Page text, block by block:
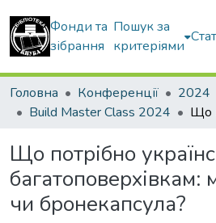
Фонди та
зібрання
Пошук за
критеріями
Головна Конференції
2024
Build Master Class 2024
Що потрібно
чи бронекапсула?